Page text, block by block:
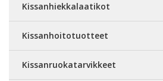
Kissanhiekkalaatikot
Kissanhoitotuotteet
Kissanruokatarvikkeet